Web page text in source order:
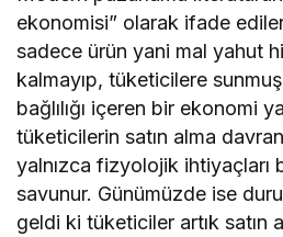
ekonomisi” olarak ifade
sadece ürün yani mal yahut
kalmayıp, tüketicilere
bağlılığı içeren bir ekonomi
tüketicilerin satın alma
yalnızca fizyolojik ihtiyaçları
savunur. Günümüzde ise
geldi ki tüketiciler artık satın